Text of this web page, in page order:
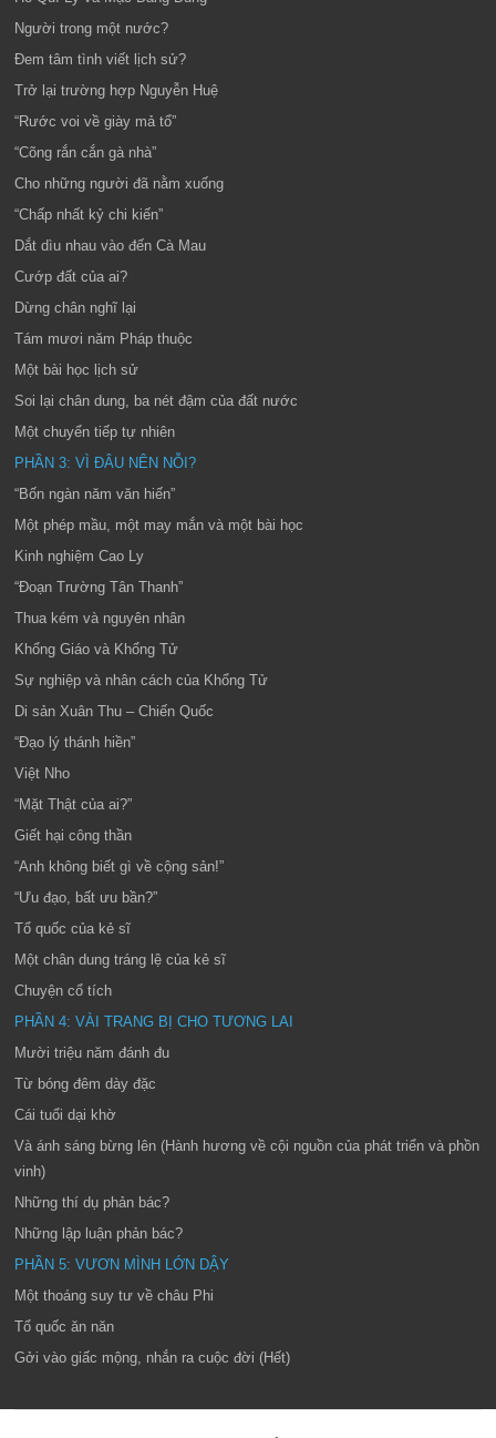
Người trong một nước?
Đem tâm tình viết lịch sử?
Trở lại trường hợp Nguyễn Huệ
“Rước voi về giày mả tổ”
“Cõng rắn cắn gà nhà”
Cho những người đã nằm xuống
“Chấp nhất kỷ chi kiến”
Dắt dìu nhau vào đến Cà Mau
Cướp đất của ai?
Dừng chân nghĩ lại
Tám mươi năm Pháp thuộc
Một bài học lịch sử
Soi lại chân dung, ba nét đậm của đất nước
Một chuyển tiếp tự nhiên
PHẦN 3: VÌ ĐÂU NÊN NỖI?
“Bốn ngàn năm văn hiến”
Một phép mầu, một may mắn và một bài học
Kinh nghiệm Cao Ly
“Đoạn Trường Tân Thanh”
Thua kém và nguyên nhân
Khổng Giáo và Khổng Tử
Sự nghiệp và nhân cách của Khổng Tử
Di sản Xuân Thu – Chiến Quốc
“Đạo lý thánh hiền”
Việt Nho
“Mặt Thật của ai?”
Giết hại công thần
“Anh không biết gì về cộng sản!”
“Ưu đạo, bất ưu bần?”
Tổ quốc của kẻ sĩ
Một chân dung tráng lệ của kẻ sĩ
Chuyện cổ tích
PHẦN 4: VÀI TRANG BỊ CHO TƯƠNG LAI
Mười triệu năm đánh đu
Từ bóng đêm dày đặc
Cái tuổi dại khờ
Và ánh sáng bừng lên (Hành hương về cội nguồn của phát triển và phồn
vinh)
Những thí dụ phản bác?
Những lập luận phản bác?
PHẦN 5: VƯƠN MÌNH LỚN DẬY
Một thoáng suy tư về châu Phi
Tổ quốc ăn năn
Gởi vào giấc mộng, nhắn ra cuộc đời (Hết)